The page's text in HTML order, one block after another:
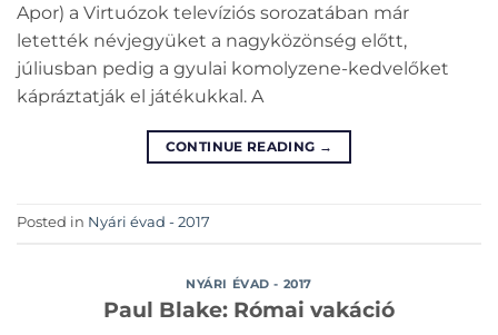
Apor) a Virtuózok televíziós sorozatában már
letették névjegyüket a nagyközönség előtt,
júliusban pedig a gyulai komolyzene-kedvelőket
kápráztatják el játékukkal. A
CONTINUE READING →
Posted in Nyári évad - 2017
NYÁRI ÉVAD - 2017
Paul Blake: Római vakáció